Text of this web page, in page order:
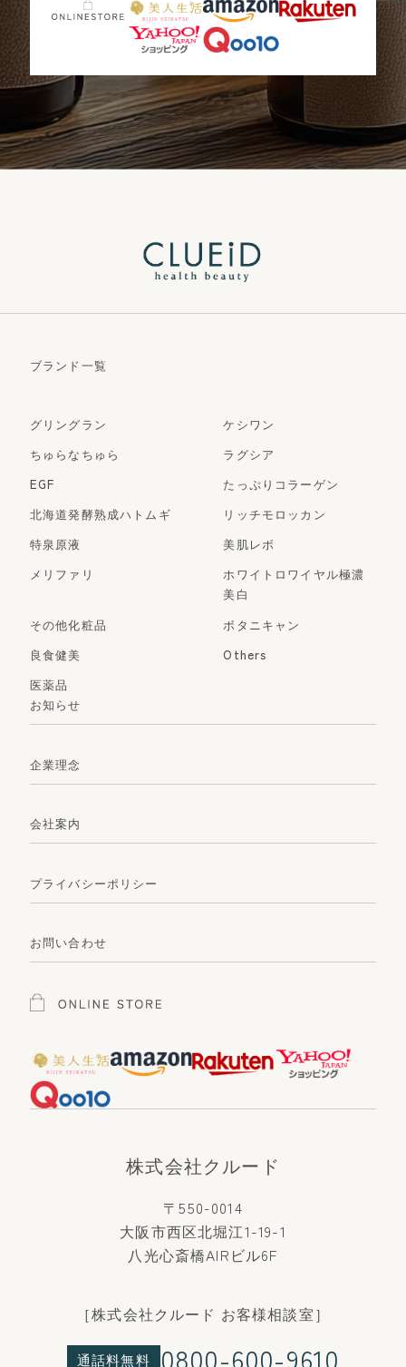
ブランド一覧
グリングラン
ケシワン
ちゅらなちゅら
ラグシア
EGF
たっぷりコラーゲン
北海道発酵熟成ハトムギ
リッチモロッカン
特泉原液
美肌レボ
メリファリ
ホワイトロワイヤル極濃
美白
その他化粧品
ボタニキャン
良食健美
Others
医薬品
お知らせ
企業理念
会社案内
プライバシーポリシー
お問い合わせ
株式会社クルード
〒550-0014
大阪市西区北堀江1-19-1
八光心斎橋AIRビル6F
［株式会社クルード お客様相談室］
通話料無料 0800-600-9610